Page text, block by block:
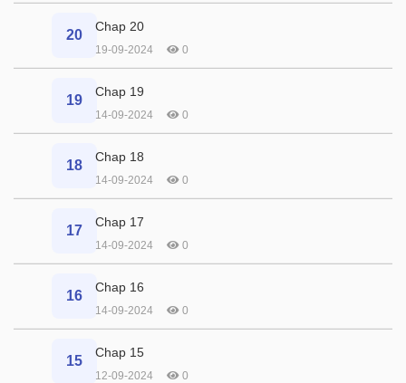
20
Chap 20
19-09-2024 0
19
Chap 19
14-09-2024 0
18
Chap 18
14-09-2024 0
17
Chap 17
14-09-2024 0
16
Chap 16
14-09-2024 0
15
Chap 15
12-09-2024 0